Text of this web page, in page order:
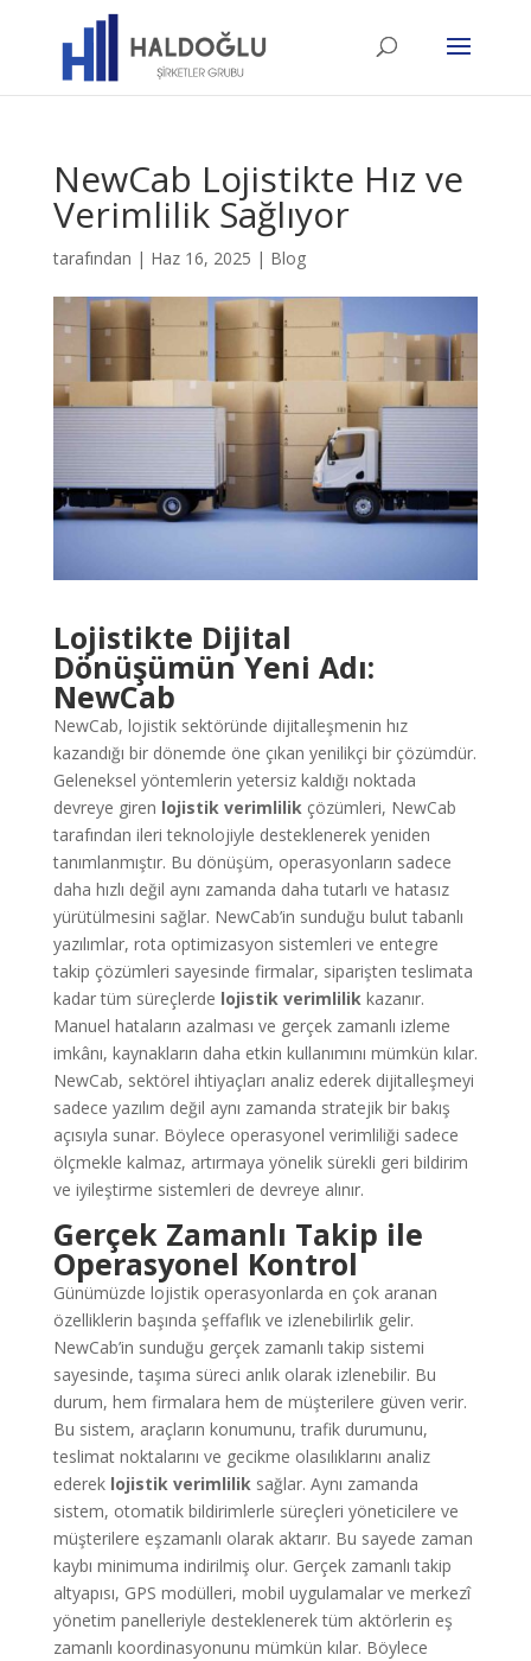
NewCab Lojistikte Hız ve
Verimlilik Sağlıyor
tarafından | Haz 16, 2025 | Blog
Lojistikte Dijital
Dönüşümün Yeni Adı:
NewCab
NewCab, lojistik sektöründe dijitalleşmenin hız
kazandığı bir dönemde öne çıkan yenilikçi bir çözümdür.
Geleneksel yöntemlerin yetersiz kaldığı noktada
devreye giren lojistik verimlilikçözümleri, NewCab
tarafından ileri teknolojiyle desteklenerek yeniden
tanımlanmıştır. Bu dönüşüm, operasyonların sadece
daha hızlı değil aynı zamanda daha tutarlı ve hatasız
yürütülmesini sağlar. NewCab’in sunduğu bulut tabanlı
yazılımlar, rota optimizasyon sistemleri ve entegre
takip çözümleri sayesinde firmalar, siparişten teslimata
kadar tüm süreçlerde lojistik verimlilikkazanır.
Manuel hataların azalması ve gerçek zamanlı izleme
imkânı, kaynakların daha etkin kullanımını mümkün kılar.
NewCab, sektörel ihtiyaçları analiz ederek dijitalleşmeyi
sadece yazılım değil aynı zamanda stratejik bir bakış
açısıyla sunar. Böylece operasyonel verimliliği sadece
ölçmekle kalmaz, artırmaya yönelik sürekli geri bildirim
ve iyileştirme sistemleri de devreye alınır.
Gerçek Zamanlı Takip ile
Operasyonel Kontrol
Günümüzde lojistik operasyonlarda en çok aranan
özelliklerin başında şeffaflık ve izlenebilirlik gelir.
NewCab’in sunduğu gerçek zamanlı takip sistemi
sayesinde, taşıma süreci anlık olarak izlenebilir. Bu
durum, hem firmalara hem de müşterilere güven verir.
Bu sistem, araçların konumunu, trafik durumunu,
teslimat noktalarını ve gecikme olasılıklarını analiz
ederek lojistik verimliliksağlar. Aynı zamanda
sistem, otomatik bildirimlerle süreçleri yöneticilere ve
müşterilere eşzamanlı olarak aktarır. Bu sayede zaman
kaybı minimuma indirilmiş olur. Gerçek zamanlı takip
altyapısı, GPS modülleri, mobil uygulamalar ve merkezî
yönetim panelleriyle desteklenerek tüm aktörlerin eş
zamanlı koordinasyonunu mümkün kılar. Böylece